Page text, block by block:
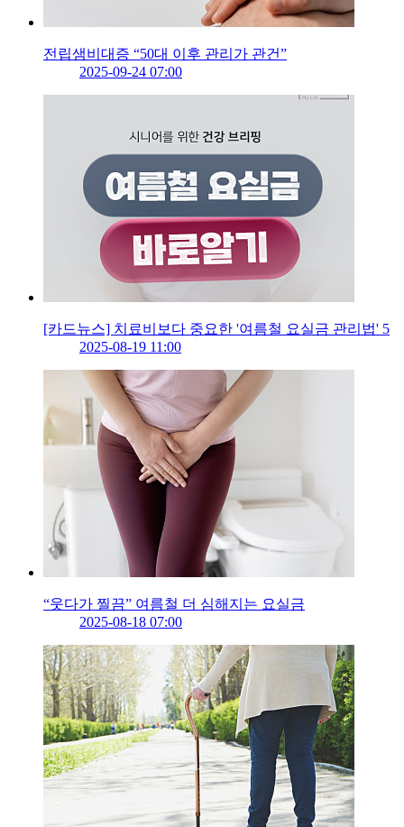
전립샘비대증 “50대 이후 관리가 관건”
2025-09-24 07:00
[카드뉴스] 치료비보다 중요한 '여름철 요실금 관리법' 5
2025-08-19 11:00
“웃다가 찔끔” 여름철 더 심해지는 요실금
2025-08-18 07:00